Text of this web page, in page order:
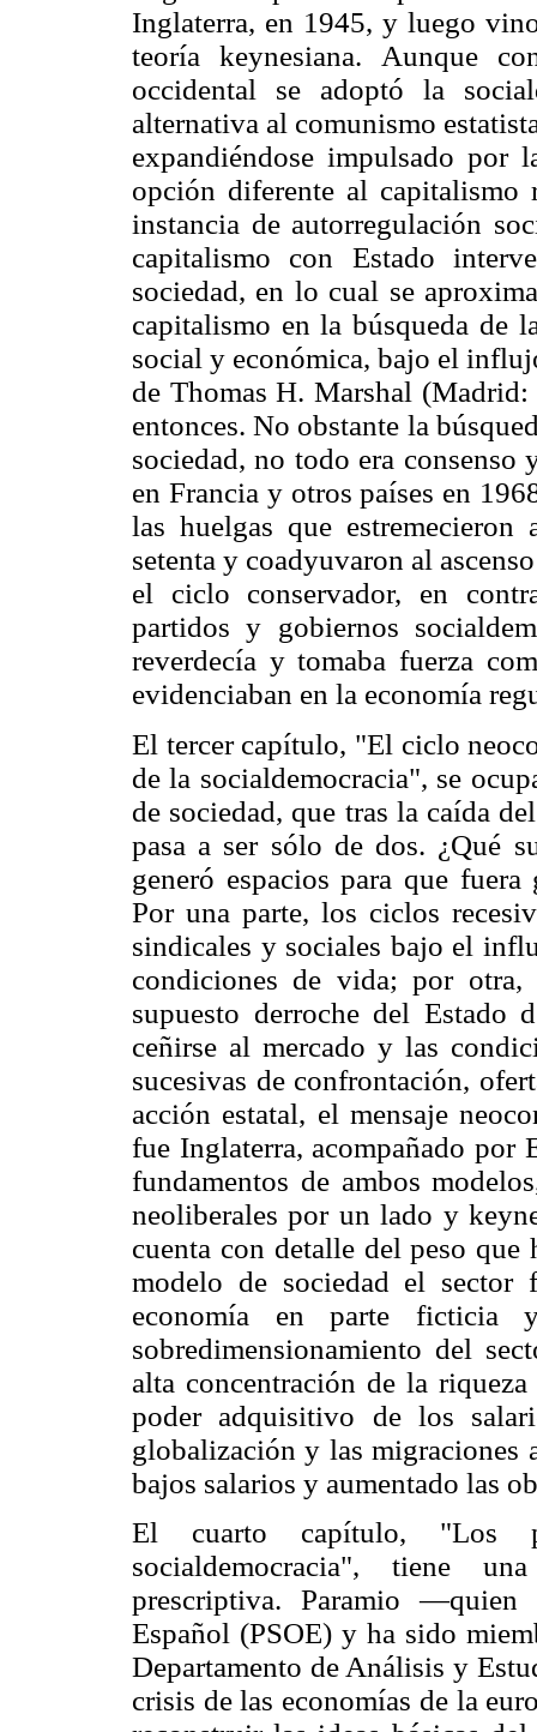
Inglaterra, en 1945, y luego
teoría keynesiana. Aunque
occidental se adoptó la
alternativa al comunismo
expandiéndose impulsado
opción diferente al capitalismo
instancia de autorregulación
capitalismo con Estado
sociedad, en lo cual se
capitalismo en la búsqueda de
social y económica, bajo el
de Thomas H. Marshal
entonces. No obstante la
sociedad, no todo era
en Francia y otros países en
las huelgas que
setenta y coadyuvaron al
el ciclo conservador, en
partidos y gobiernos
reverdecía y tomaba fuerza
evidenciaban en la economía
El tercer capítulo, "El ciclo
de la socialdemocracia", se
de sociedad, que tras la caída
pasa a ser sólo de dos. ¿Qué
generó espacios para que
Por una parte, los ciclos
sindicales y sociales bajo el
condiciones de vida; por
supuesto derroche del Estado
ceñirse al mercado y las
sucesivas de confrontación,
acción estatal, el mensaje
fue Inglaterra, acompañado por
fundamentos de ambos
neoliberales por un lado y
cuenta con detalle del peso que
modelo de sociedad el sector
economía en parte ficticia
sobredimensionamiento del
alta concentración de la
poder adquisitivo de los
globalización y las migraciones
bajos salarios y aumentado las
El cuarto capítulo, "Los
socialdemocracia", tiene
prescriptiva. Paramio
Español (PSOE) y ha sido
Departamento de Análisis y
crisis de las economías de la